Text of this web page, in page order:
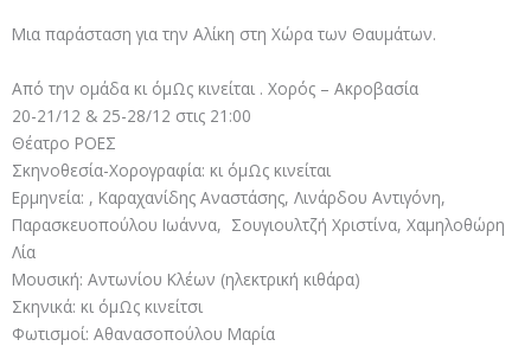
Μια παράσταση για την Αλίκη στη Χώρα των Θαυμάτων.
Από την ομάδα κι όμΩς κινείται . Χορός – Ακροβασία
20-21/12 & 25-28/12 στις 21:00
Θέατρο ΡΟΕΣ
Σκηνοθεσία-Χορογραφία: κι όμΩς κινείται
Ερμηνεία: , Καραχανίδης Αναστάσης, Λινάρδου Αντιγόνη,
Παρασκευοπούλου Ιωάννα, Σουγιουλτζή Χριστίνα, Χαμηλοθώρη
Λία
Μουσική: Αντωνίου Κλέων (ηλεκτρική κιθάρα)
Σκηνικά: κι όμΩς κινείτσι
Φωτισμοί: Αθανασοπούλου Μαρία